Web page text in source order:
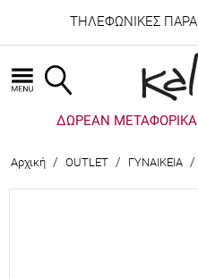
ΤΗΛΕΦΩΝΙΚΕΣ
ΔΩΡΕΑΝ ΜΕΤΑΦΟΡΙΚΑ
Αρχική / OUTLET / ΓΥΝΑΙΚΕΙΑ /